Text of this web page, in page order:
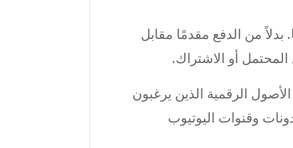
من الدفع مقدمًا مقابل
أو الاشتراك.
الرقمية الذين يرغبون
وقنوات اليوتيوب